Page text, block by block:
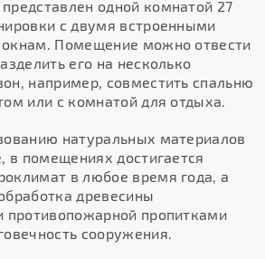
одной комнатой 27
с двумя встроенными
Помещение можно отвести
его на несколько
например, совместить спальню
или с комнатой для отдыха.
натуральных материалов
в помещениях достигается
в любое время года, а
древесины
противопожарной пропитками
сооружения.